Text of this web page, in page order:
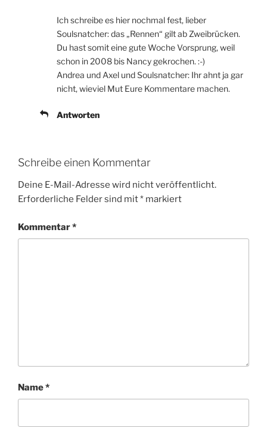
Ich schreibe es hier nochmal fest, lieber
Soulsnatcher: das „Rennen“ gilt ab Zweibrücken.
Du hast somit eine gute Woche Vorsprung, weil
schon in 2008 bis Nancy gekrochen. :-)
Andrea und Axel und Soulsnatcher: Ihr ahnt ja gar
nicht, wieviel Mut Eure Kommentare machen.
Antworten
Schreibe einen Kommentar
Deine E-Mail-Adresse wird nicht veröffentlicht.
Erforderliche Felder sind mit* markiert
Kommentar*
Name*